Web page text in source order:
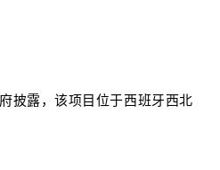
披露，该项目位于西班牙西北